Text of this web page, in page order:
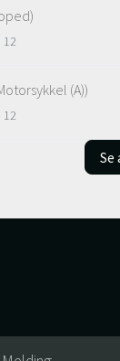
12
(A))
12
Se